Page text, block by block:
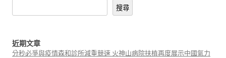
搜尋
近期文章
分秒必爭與疫情森和診所減重競速 火神山病院扶植再度展示中國氣力